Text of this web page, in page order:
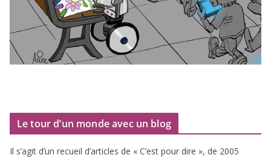
Le tour d’un monde avec un blog
Il s’agit d’un recueil d’ar­ticles de « C’est pour dire », de 2005